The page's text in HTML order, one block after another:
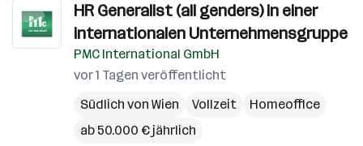
HR Generalist (all genders) in einer
internationalen Unternehmensgruppe
PMC International GmbH
vor 1 Tagen veröffentlicht
Südlich von Wien
Vollzeit
Homeoffice
ab 50.000 € jährlich